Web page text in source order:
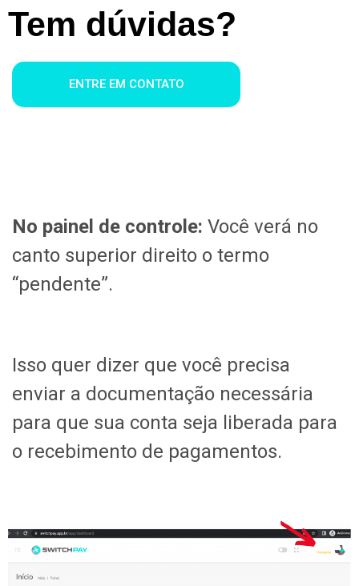
Tem dúvidas?
ENTRE EM CONTATO
No painel de controle: Você verá no
canto superior direito o termo
“pendente”.
Isso quer dizer que você precisa
enviar a documentação necessária
para que sua conta seja liberada para
o recebimento de pagamentos.